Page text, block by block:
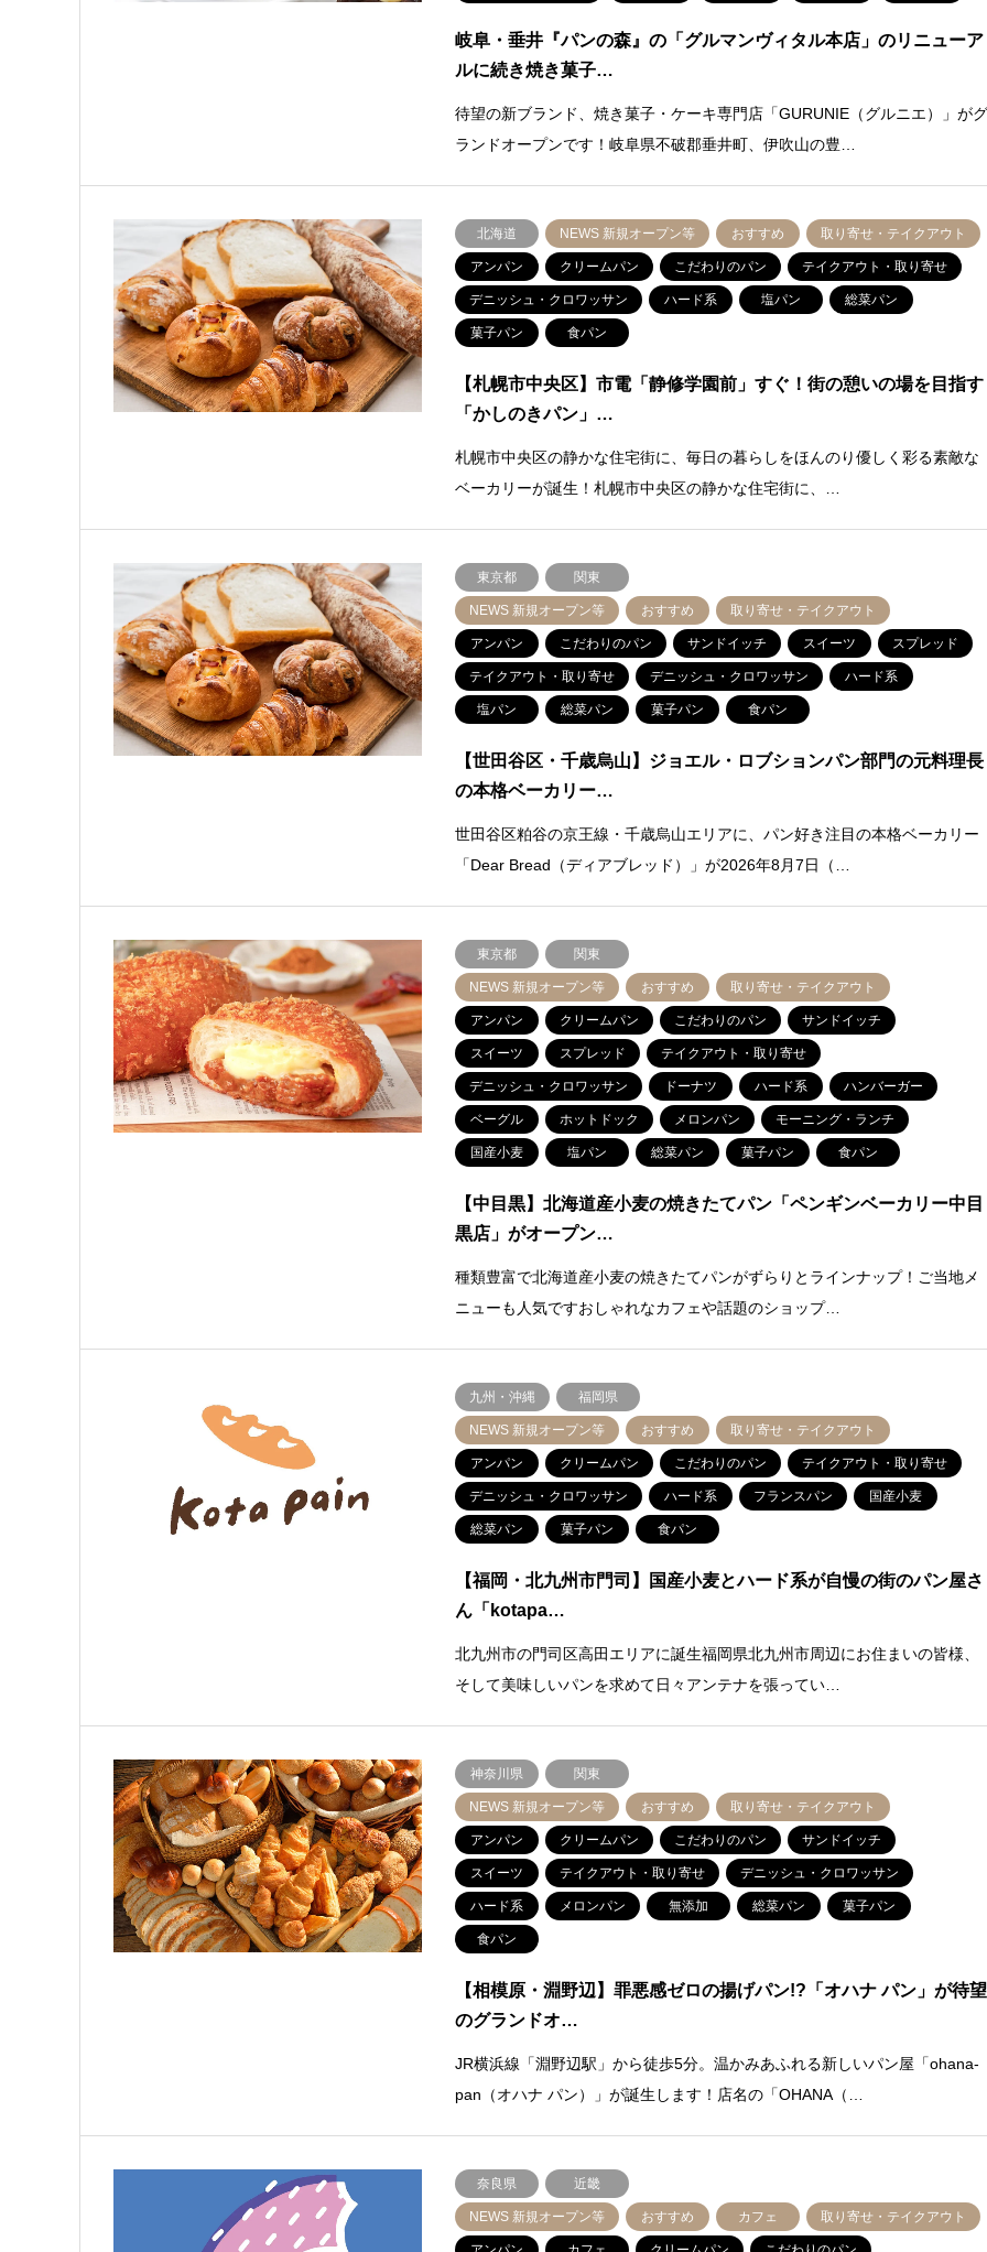
岐阜・垂井『パンの森』の「グルマンヴィタル本店」のリニューア
ルに続き焼き菓子…
待望の新ブランド、焼き菓子・ケーキ専門店「GURUNIE（グルニエ）」が
ランドオープンです！岐阜県不破郡垂井町、伊吹山の豊…
北海道 NEWS 新規オープン等 おすすめ 取り寄せ・テイクアウト
アンパン クリームパン こだわりのパン テイクアウト・取り寄せ
デニッシュ・クロワッサン ハード系 塩パン 総菜パン
菓子パン 食パン
【札幌市中央区】市電「静修学園前」すぐ！街の憩いの場を目指す
「かしのきパン」…
札幌市中央区の静かな住宅街に、毎日の暮らしをほんのり優しく彩る素敵な
ベーカリーが誕生！札幌市中央区の静かな住宅街に、…
東京都 関東
NEWS 新規オープン等 おすすめ 取り寄せ・テイクアウト
アンパン こだわりのパン サンドイッチ スイーツ スプレッド
テイクアウト・取り寄せ デニッシュ・クロワッサン ハード系
塩パン 総菜パン 菓子パン 食パン
【世田谷区・千歳烏山】ジョエル・ロブションパン部門の元料理長
の本格ベーカリー…
世田谷区粕谷の京王線・千歳烏山エリアに、パン好き注目の本格ベーカリー
「Dear Bread（ディアブレッド）」が2026年8月7日（…
東京都 関東
NEWS 新規オープン等 おすすめ 取り寄せ・テイクアウト
アンパン クリームパン こだわりのパン サンドイッチ
スイーツ スプレッド テイクアウト・取り寄せ
デニッシュ・クロワッサン ドーナツ ハード系 ハンバーガー
ベーグル ホットドック メロンパン モーニング・ランチ
国産小麦 塩パン 総菜パン 菓子パン 食パン
【中目黒】北海道産小麦の焼きたてパン「ペンギンベーカリー中目
黒店」がオープン…
種類豊富で北海道産小麦の焼きたてパンがずらりとラインナップ！ご当地メ
ニューも人気ですおしゃれなカフェや話題のショップ…
九州・沖縄 福岡県
NEWS 新規オープン等 おすすめ 取り寄せ・テイクアウト
アンパン クリームパン こだわりのパン テイクアウト・取り寄せ
デニッシュ・クロワッサン ハード系 フランスパン 国産小麦
総菜パン 菓子パン 食パン
【福岡・北九州市門司】国産小麦とハード系が自慢の街のパン屋さ
ん「kotapa…
北九州市の門司区高田エリアに誕生福岡県北九州市周辺にお住まいの皆様、
そして美味しいパンを求めて日々アンテナを張ってい…
神奈川県 関東
NEWS 新規オープン等 おすすめ 取り寄せ・テイクアウト
アンパン クリームパン こだわりのパン サンドイッチ
スイーツ テイクアウト・取り寄せ デニッシュ・クロワッサン
ハード系 メロンパン 無添加 総菜パン 菓子パン
食パン
【相模原・淵野辺】罪悪感ゼロの揚げパン!?「オハナ パン」が待望
のグランドオ…
JR横浜線「淵野辺駅」から徒歩5分。温かみあふれる新しいパン屋「ohana-
pan（オハナ パン）」が誕生します！店名の「OHANA（…
奈良県 近畿
NEWS 新規オープン等 おすすめ カフェ 取り寄せ・テイクアウト